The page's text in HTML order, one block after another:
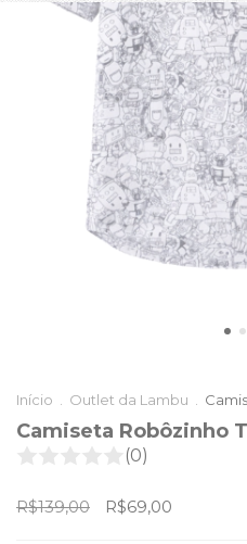
Início Outlet da Lambu
Camiseta Robôzinho
(0)
R$139,00 R$69,00